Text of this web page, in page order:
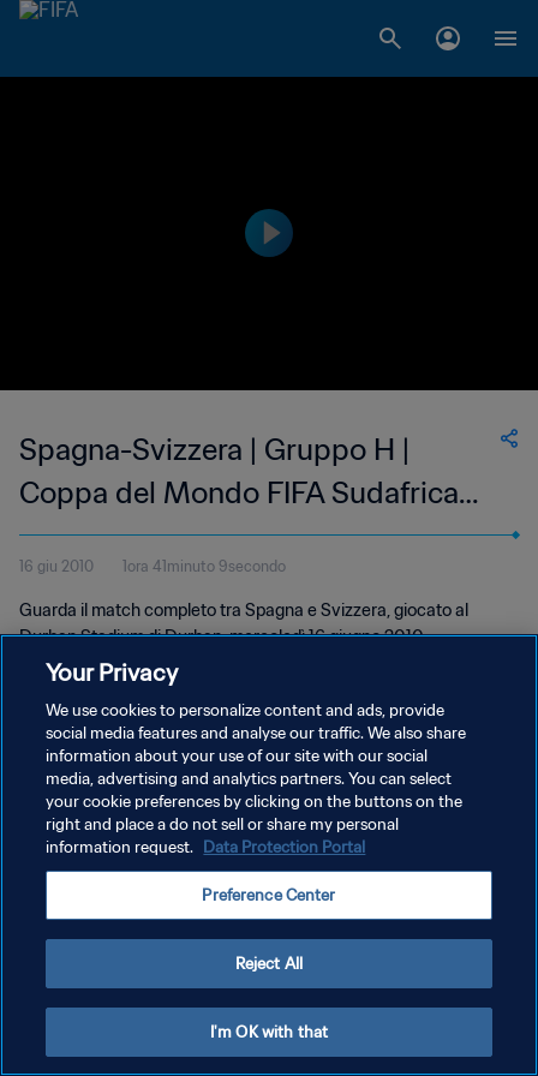
Spagna-Svizzera | Gruppo H |
Coppa del Mondo FIFA Sudafrica
2010 | Match completo
16 giu 2010 1ora 41minuto 9secondo
Guarda il match completo tra Spagna e Svizzera, giocato al
Durban Stadium di Durban, mercoledì 16 giugno 2010.
PRIVACY POLICY
TERMINI DI SERVIZIO
GESTISCI LE TUE PREFERENZE PER I COOKIES
Your Privacy
We use cookies to personalize content and ads, provide
social media features and analyse our traffic. We also share
information about your use of our site with our social
media, advertising and analytics partners. You can select
your cookie preferences by clicking on the buttons on the
right and place a do not sell or share my personal
information request. Data Protection Portal
Preference Center
Reject All
I'm OK with that